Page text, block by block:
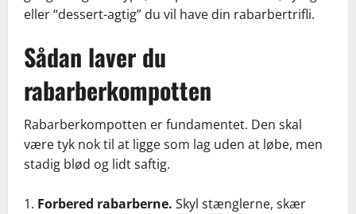
eller “dessert-agtig” du vil have din rabarbertrifli.
Sådan laver du
rabarberkompotten
Rabarberkompotten er fundamentet. Den skal
være tyk nok til at ligge som lag uden at løbe, men
stadig blød og lidt saftig.
Forbered rabarberne. Skyl stænglerne, skær